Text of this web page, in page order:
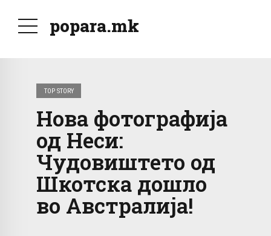
popara.mk
TOP STORY
Нова фотографија
од Неси:
Чудовиштето од
Шкотска дошло
во Австралија!